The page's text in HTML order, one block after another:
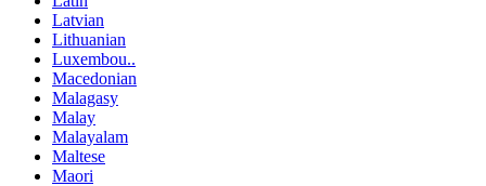
Latvian
Lithuanian
Luxembou..
Macedonian
Malagasy
Malay
Malayalam
Maltese
Maori